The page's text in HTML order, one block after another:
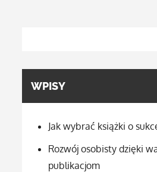
WPISY
Jak wybrać książki o
Rozwój osobisty dzięki
publikacjom